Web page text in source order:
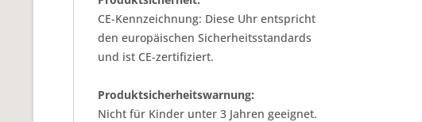
CE-Kennzeichnung: Diese Uhr entspricht
den europäischen Sicherheitsstandards
und ist CE-zertifiziert.
Produktsicherheitswarnung:
Nicht für Kinder unter 3 Jahren geeignet.